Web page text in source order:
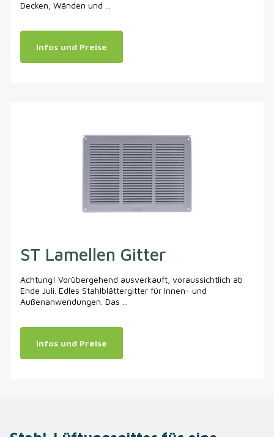
Decken, Wänden und ...
Infos und Preise
ST Lamellen Gitter
Achtung! Vorübergehend ausverkauft, voraussichtlich ab
Ende Juli. Edles Stahlblättergitter für Innen- und
Außenanwendungen. Das ...
Infos und Preise